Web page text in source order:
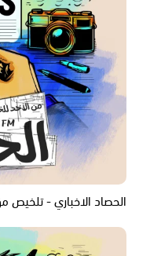
الحصاد الاخباري - تلخيص